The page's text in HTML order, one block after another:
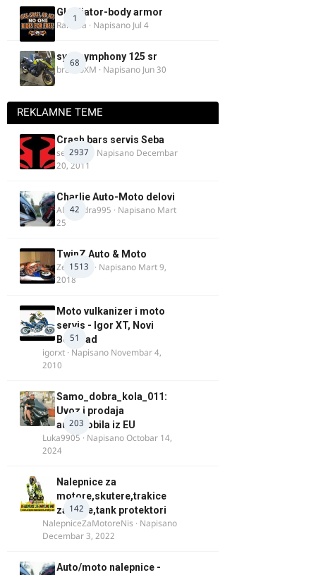
1
Gladijator-body armor
Rale-Ča · Napisano Jul 4
68
sym symphony 125 sr
brankoXM · Napisano Jun 30
REKLAMNE TEME
2937
Crash bars servis Seba
seba011 · Napisano Decembar
20, 2011
42
Charlie Auto-Moto delovi
Alexandra995 · Napisano Mart
25
1513
TwinZ Auto & Moto
Zeljkamp · Napisano Mart 9,
2018
51
Moto vulkanizer i moto
servis - Igor XT, Novi
Beograd
igorxt · Napisano Novembar 4,
2010
203
Samo_dobra_kola_011:
Uvoz i prodaja
automobila iz EU
Luka9905 · NapisanoOctobar 14,
2024
142
Nalepnice za
motore,skutere,trakice
za felne,tank protektori
NalepniceZaMotoreNis · Napisano
Decembar 3, 2022
Auto/moto nalepnice -